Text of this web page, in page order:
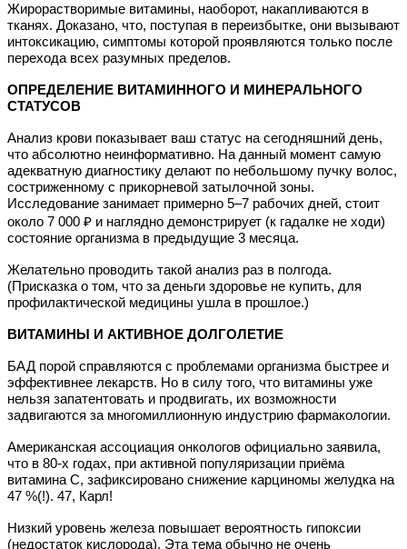
Жирорастворимые витамины, наоборот, накапливаются в
тканях. Доказано, что, поступая в переизбытке, они вызывают
интоксикацию, симптомы которой проявляются только после
перехода всех разумных пределов.
ОПРЕДЕЛЕНИЕ ВИТАМИННОГО И МИНЕРАЛЬНОГО
СТАТУСОВ
Анализ крови показывает ваш статус на сегодняшний день,
что абсолютно неинформативно. На данный момент самую
адекватную диагностику делают по небольшому пучку волос,
состриженному с прикорневой затылочной зоны.
Исследование занимает примерно 5–7 рабочих дней, стоит
около 7 000 ₽ и наглядно демонстрирует (к гадалке не ходи)
состояние организма в предыдущие 3 месяца.
Желательно проводить такой анализ раз в полгода.
(Присказка о том, что за деньги здоровье не купить, для
профилактической медицины ушла в прошлое.)
ВИТАМИНЫ И АКТИВНОЕ ДОЛГОЛЕТИЕ
БАД порой справляются с проблемами организма быстрее и
эффективнее лекарств. Но в силу того, что витамины уже
нельзя запатентовать и продвигать, их возможности
задвигаются за многомиллионную индустрию фармакологии.
Американская ассоциация онкологов официально заявила,
что в 80-х годах, при активной популяризации приёма
витамина С, зафиксировано снижение карциномы желудка на
47 %(!). 47, Карл!
Низкий уровень железа повышает вероятность гипоксии
(недостаток кислорода). Эта тема обычно не очень